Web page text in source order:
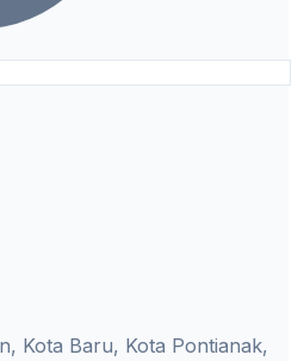
Kota Baru, Kota Pontianak,